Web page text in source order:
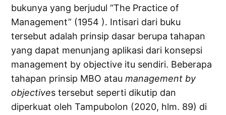
bukunya yang berjudul “The Practice of
Management” (1954 ). Intisari dari buku
tersebut adalah prinsip dasar berupa tahapan
yang dapat menunjang aplikasi dari konsepsi
management by objective itu sendiri. Beberapa
tahapan prinsip MBO ataumanagement by
objectives tersebut seperti dikutip dan
diperkuat oleh Tampubolon (2020, hlm. 89) di